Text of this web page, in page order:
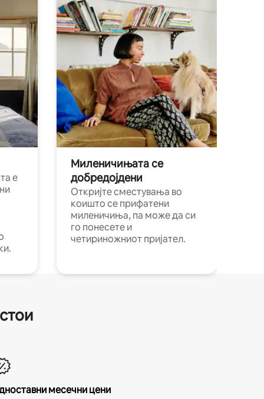
е
Миленичињата се
добредојдени
Откријте сместувања во
коишто се прифатени
миленичиња, па може да си
го понесете и
четириножниот пријател.
месечни цени